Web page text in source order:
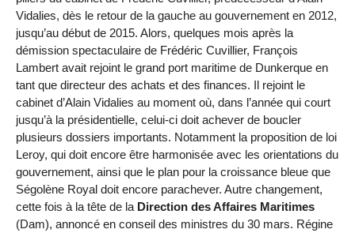
Vidalies, dès le retour de la gauche au gouvernement en 2012,
jusqu’au début de 2015. Alors, quelques mois après la
démission spectaculaire de Frédéric Cuvillier, François
Lambert avait rejoint le grand port maritime de Dunkerque en
tant que directeur des achats et des finances. Il rejoint le
cabinet d’Alain Vidalies au moment où, dans l’année qui court
jusqu’à la présidentielle, celui-ci doit achever de boucler
plusieurs dossiers importants. Notamment la proposition de loi
Leroy, qui doit encore être harmonisée avec les orientations du
gouvernement, ainsi que le plan pour la croissance bleue que
Ségolène Royal doit encore parachever. Autre changement,
cette fois à la tête de la Direction des Affaires Maritimes
(Dam), annoncé en conseil des ministres du 30 mars. Régine